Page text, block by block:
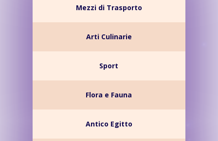
Mezzi di Trasporto
Arti Culinarie
Sport
Flora e Fauna
Antico Egitto